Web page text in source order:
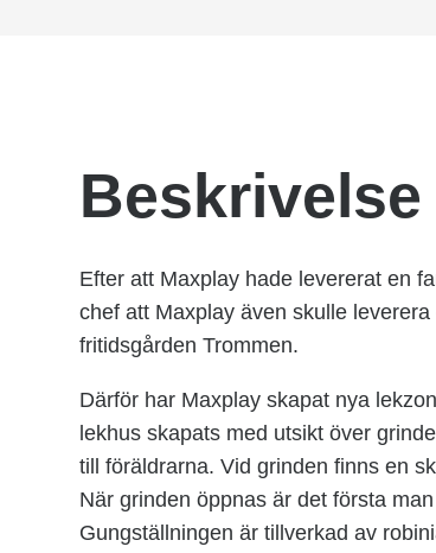
Beskrivelse
Efter att Maxplay hade levererat en
chef att Maxplay även skulle
fritidsgården Trommen.
Därför har Maxplay skapat nya
lekhus skapats med utsikt över
till föräldrarna. Vid grinden finns en
När grinden öppnas är det första
Gungställningen är tillverkad av